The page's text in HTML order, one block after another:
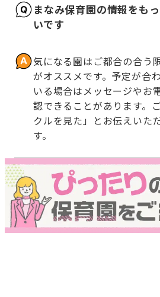
まなみ保育園の情報をも
いです
気になる園はご都合の合う
がオススメです。予定が合
いる場合はメッセージやお
認できることがあります。
クルを見た」とお伝えいた
す。